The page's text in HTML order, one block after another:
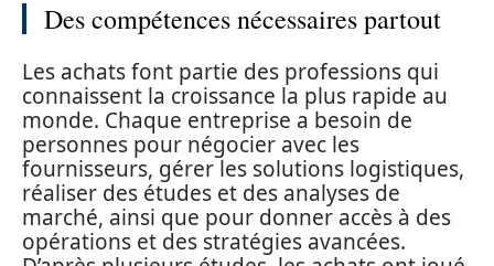
Des compétences nécessaires partout
Les achats font partie des professions qui
connaissent la croissance la plus rapide au
monde. Chaque entreprise a besoin de
personnes pour négocier avec les
fournisseurs, gérer les solutions logistiques,
réaliser des études et des analyses de
marché, ainsi que pour donner accès à des
opérations et des stratégies avancées.